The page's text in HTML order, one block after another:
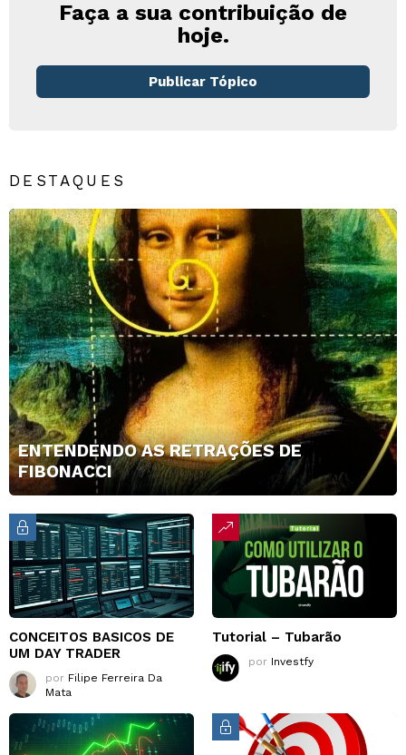
Faça a sua contribuição de
hoje.
Publicar Tópico
DESTAQUES
ENTENDENDO AS RETRAÇÕES DE
FIBONACCI
CONCEITOS BASICOS DE
UM DAY TRADER
por Filipe Ferreira Da
Mata
Tutorial – Tubarão
por Investfy